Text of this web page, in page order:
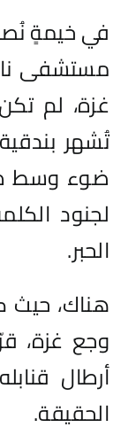
في خيمةٍ
مستشفى
غزة، لم
تُشهر
ضوء وسط
لجنود
الحبر.
هناك، حيث
وجع غزة،
أرطال
الحقيقة.